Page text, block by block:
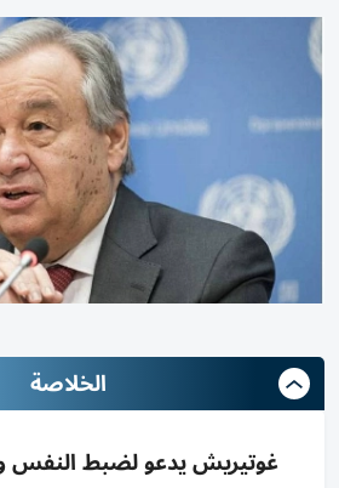
الخلاصة
غوتيريش يدعو لضبط